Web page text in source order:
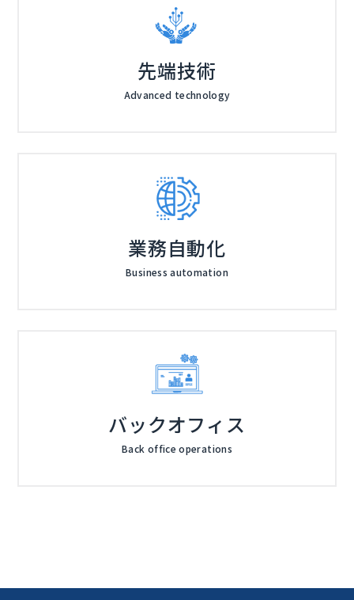
先端技術
Advanced technology
業務自動化
Business automation
バックオフィス
Back office operations